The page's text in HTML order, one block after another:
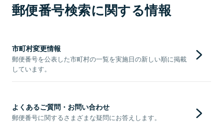
郵便番号検索に関する情報
市町村変更情報
郵便番号を公表した市町村の一覧を実施日の新しい順に掲載
しています。
よくあるご質問・お問い合わせ
郵便番号に関するさまざまな疑問にお答えします。